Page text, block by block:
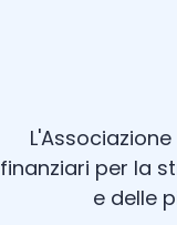
finanziari per la
e delle